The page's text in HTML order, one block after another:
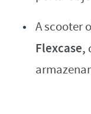
A scooter
Flexcase,